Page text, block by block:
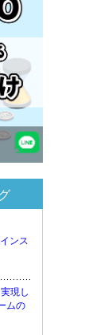
ンス
現し
ムの